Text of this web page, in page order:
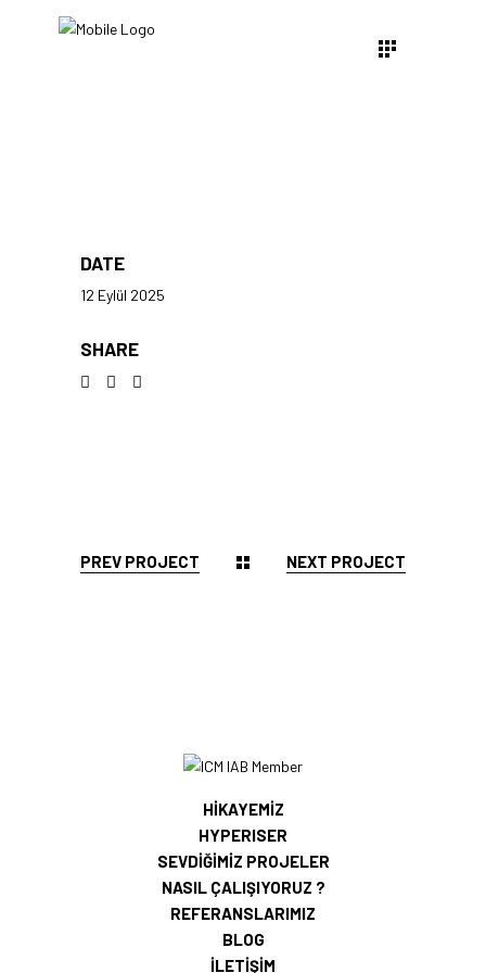
DATE
12 Eylül 2025
SHARE
PREV PROJECT NEXT PROJECT
HİKAYEMİZ
HYPERISER
SEVDİĞİMİZ PROJELER
NASIL ÇALIŞIYORUZ ?
REFERANSLARIMIZ
BLOG
İLETİŞİM